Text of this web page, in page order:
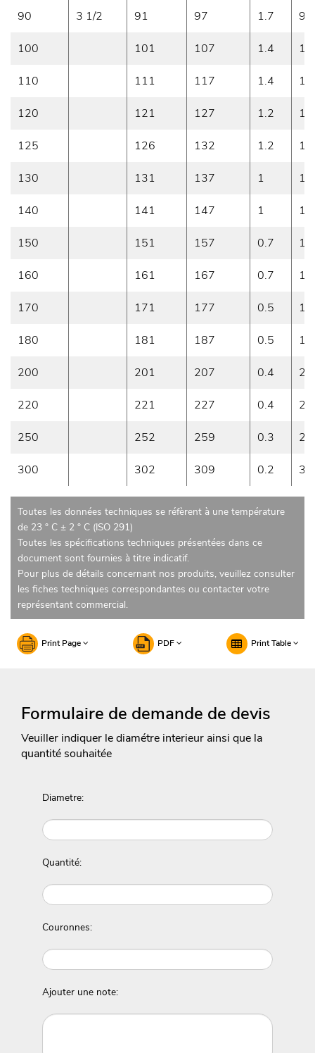
90 3 1/2 91 97 1.7 90
100 101 107 1.4
110 111 117 1.4
120 121 127 1.2
125 126 132 1.2
130 131 137 1
140 141 147 1
150 151 157 0.7
160 161 167 0.7
170 171 177 0.5
180 181 187 0.5
200 201 207 0.4
220 221 227 0.4
250 252 259 0.3
300 302 309 0.2
Toutes les données techniques se réfèrent à une température
de 23 ° C ± 2 ° C (ISO 291)
Toutes les spécifications techniques présentées dans ce
document sont fournies à titre indicatif.
Pour plus de détails concernant nos produits, veuillez consulter
les fiches techniques correspondantes ou contacter votre
représentant commercial.
Print Page PDF Print Table
Formulaire de demande de devis
Veuiller indiquer le diamétre interieur ainsi que la
quantité souhaitée
Diametre:
Quantité:
Couronnes:
Ajouter une note: